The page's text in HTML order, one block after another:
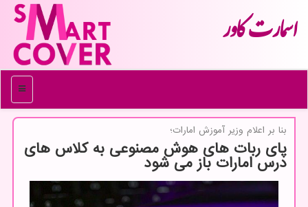
اسمارت كاور
منو
بنا بر اعلام وزیر آموزش امارات؛
پای ربات های هوش مصنوعی به کلاس های
درس امارات باز می شود